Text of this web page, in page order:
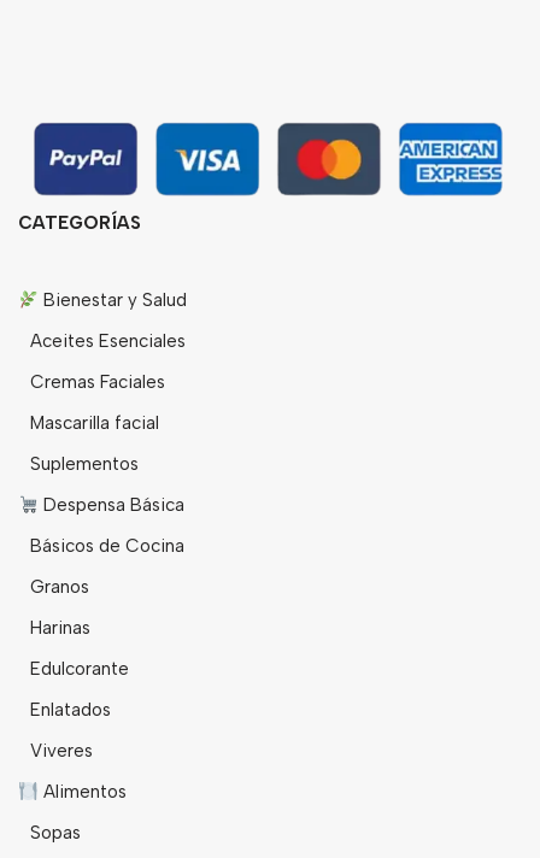
CATEGORÍAS
Bienestar y Salud
Aceites Esenciales
Cremas Faciales
Mascarilla facial
Suplementos
Despensa Básica
Básicos de Cocina
Granos
Harinas
Edulcorante
Enlatados
Viveres
Alimentos
Sopas